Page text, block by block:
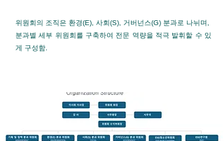
위원회의 조직은 환경(E), 사회(S), 거버넌스(G) 분과로 나뉘며,
분과별 세부 위원회를 구축하여 전문 역량을 적극 발휘할 수 있
게 구성함. ​